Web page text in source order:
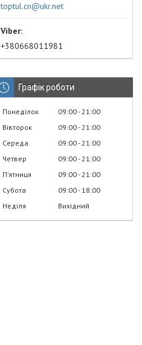
toptul.cn@ukr.net
+380668011981
Графік роботи
Понеділок 09:00 21:00
Вівторок
09:00 21:00
Середа
09:00 21:00
Четвер
09:00 21:00
Пʼятниця
09:00 21:00
Субота
09:00 18:00
Неділя
Вихідний